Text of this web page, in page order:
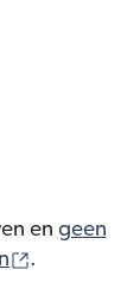
en geen
(wordt
.